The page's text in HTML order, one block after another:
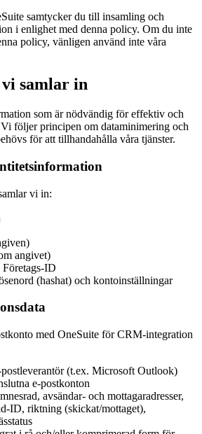
samtycker du till insamling och
i enlighet med denna policy. Om du inte
policy, vänligen använd inte våra
samlar in
som är nödvändig för effektiv och
följer principen om dataminimering och
för att tillhandahålla våra tjänster.
vi in:
angivet)
ID
(hashat) och kontoinställningar
med OneSuite för CRM-integration
(t.ex. Microsoft Outlook)
e-postkonton
avsändar- och mottagaradresser,
ID, riktning (skickat/mottaget),